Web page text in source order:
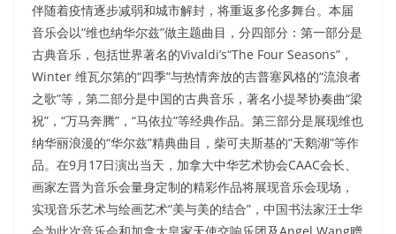
伴随着疫情逐步减弱和城市解封，将重返多伦多舞台。本届
音乐会以“维也纳华尔兹”做主题曲目，分四部分：第一部分是
古典音乐，包括世界著名的Vivaldi’s“The Four Seasons”，
Winter 维瓦尔第的“四季”与热情奔放的吉普塞风格的“流浪者
之歌”等，第二部分是中国的古典音乐，著名小提琴协奏曲“梁
祝”，“万马奔腾”，“马依拉”等经典作品。第三部分是展现维也
纳华丽浪漫的“华尔兹”精典曲目，柴可夫斯基的”天鹅湖”等作
品。在9月17日演出当天，加拿大中华艺术协会CAAC会长、
画家左晋为音乐会量身定制的精彩作品将展现音乐会现场，
实现音乐艺术与绘画艺术“美与美的结合”，中国书法家汪士华